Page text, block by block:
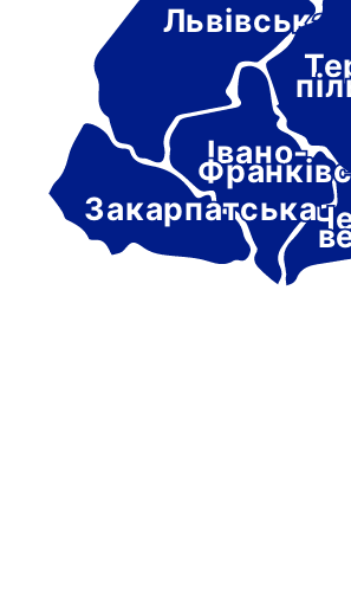
Івано-
Львівська
Закарпатська